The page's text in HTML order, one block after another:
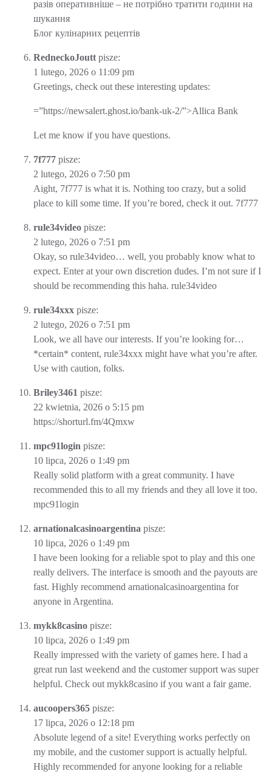
разів оперативніше – не потрібно тратити години на
шукання
Блог кулінарних рецептів
RedneckoJoutt pisze:
1 lutego, 2026 o 11:09 pm
Greetings, check out these interesting updates:
=”https://newsalert.ghost.io/bank-uk-2/”>Allica Bank
Let me know if you have questions.
7f777 pisze:
2 lutego, 2026 o 7:50 pm
Aight, 7f777 is what it is. Nothing too crazy, but a solid
place to kill some time. If you’re bored, check it out. 7f777
rule34video pisze:
2 lutego, 2026 o 7:51 pm
Okay, so rule34video… well, you probably know what to
expect. Enter at your own discretion dudes. I’m not sure if I
should be recommending this haha. rule34video
rule34xxx pisze:
2 lutego, 2026 o 7:51 pm
Look, we all have our interests. If you’re looking for…
*certain* content, rule34xxx might have what you’re after.
Use with caution, folks.
Briley3461 pisze:
22 kwietnia, 2026 o 5:15 pm
https://shorturl.fm/4Qmxw
mpc91login pisze:
10 lipca, 2026 o 1:49 pm
Really solid platform with a great community. I have
recommended this to all my friends and they all love it too.
mpc91login
arnationalcasinoargentina pisze:
10 lipca, 2026 o 1:49 pm
I have been looking for a reliable spot to play and this one
really delivers. The interface is smooth and the payouts are
fast. Highly recommend arnationalcasinoargentina for
anyone in Argentina.
mykk8casino pisze:
10 lipca, 2026 o 1:49 pm
Really impressed with the variety of games here. I had a
great run last weekend and the customer support was super
helpful. Check out mykk8casino if you want a fair game.
aucoopers365 pisze:
17 lipca, 2026 o 12:18 pm
Absolute legend of a site! Everything works perfectly on
my mobile, and the customer support is actually helpful.
Highly recommended for anyone looking for a reliable